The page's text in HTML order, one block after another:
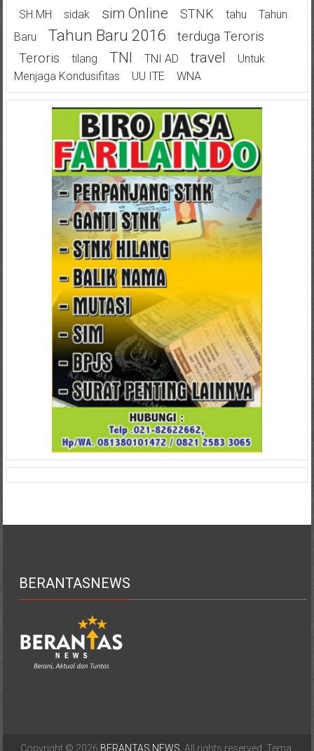
SH.MH Sidak Sim Online STNK Tahu
Tahun
Baru
Tahun Baru 2016
Terduga Teroris
Teroris
Tilang TNI TNI AD Travel
Untuk
Menjaga Kondusifitas
UU ITE WNA
BERANTASNEWS
Copyright © 2026 BERANTAS NEWS . All rights reserved. Tema: